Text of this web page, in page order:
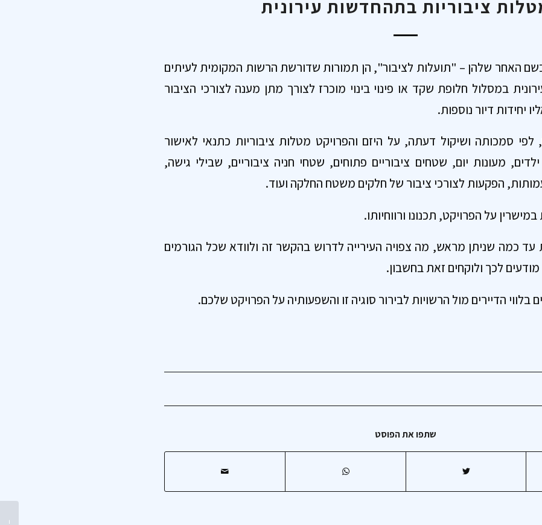
ציבוריות בתהחדשות עירונית
האחר שלהן – "תועלות לציבור", הן תמורות שדורשת הרשות המקומית לעיתים
במסלול חלופת שקד או פינוי בינוי מוכרז לצורך מתן מענה לצורכי הציבור
יחידות דיור נוספות.
סמכותה ושיקול דעתה, על היזם והפרויקט מטלות ציבוריות כתנאי לאישור
מעונות יום, שטחים ציבוריים פתוחים, שטחי חניה ציבוריים, שבילי גישה,
הפקעות לצורכי ציבור של חלקים משטח החלקה ועוד.
על הפרויקט, תכנונו ורווחיותו.
עד כמה שניתן מראש, מה צפויה העירייה לדרוש בהקשר זה ולוודא שכל הגורמים
לכך ולוקחים זאת בחשבון.
בלווי הדיירים מול הרשויות לבירור סוגיה זו והשפעותיה על הפרויקט שלכם.
שתפו את הפוסט